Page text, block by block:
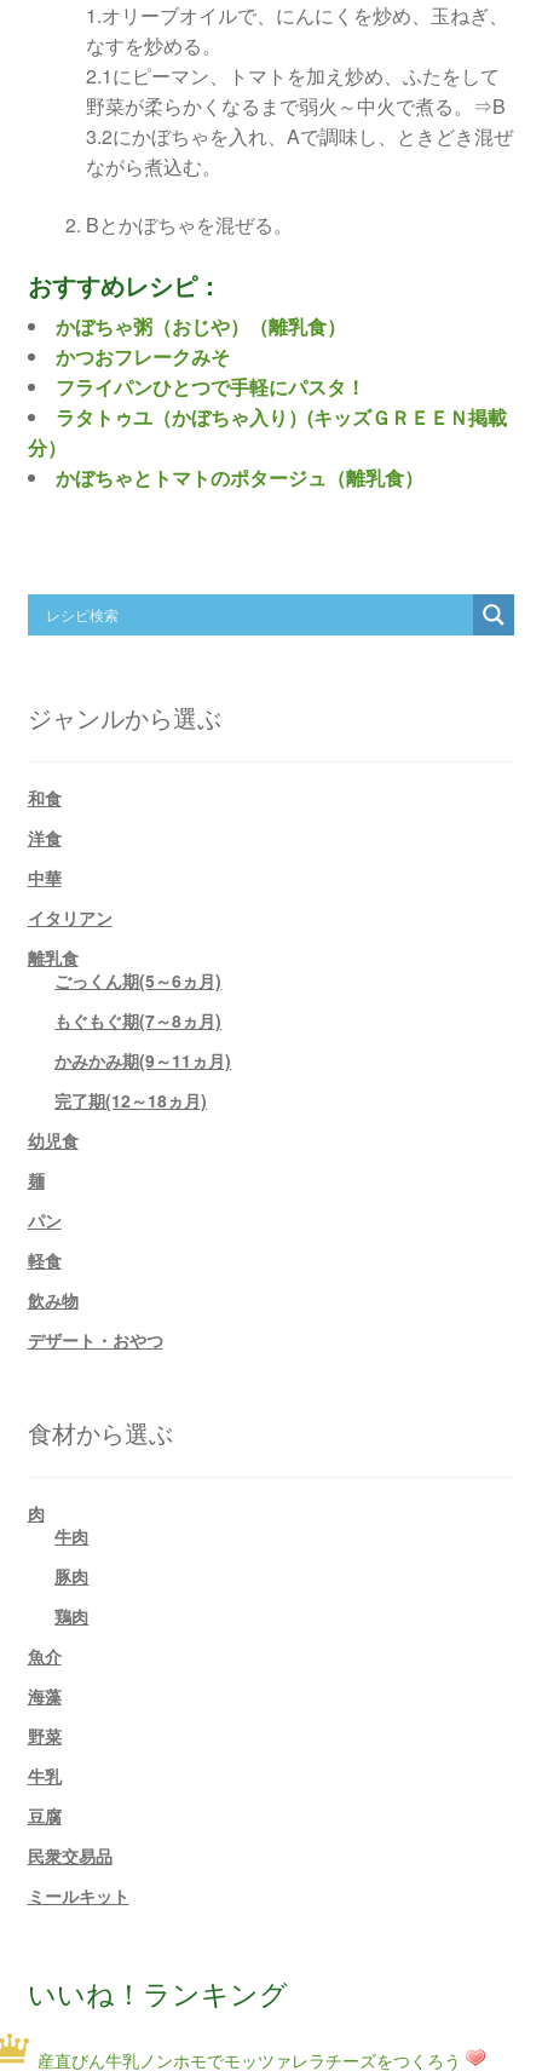
1.オリーブオイルで、にんにくを炒め、玉ねぎ、
なすを炒める。
2.1にピーマン、トマトを加え炒め、ふたをして
野菜が柔らかくなるまで弱火～中火で煮る。⇒B
3.2にかぼちゃを入れ、Aで調味し、ときどき混ぜ
ながら煮込む。
Bとかぼちゃを混ぜる。
おすすめレシピ：
かぼちゃ粥（おじや）（離乳食）
かつおフレークみそ
フライパンひとつで手軽にパスタ！
ラタトゥユ（かぼちゃ入り）(キッズＧＲＥＥＮ掲載
分）
かぼちゃとトマトのポタージュ（離乳食）
ジャンルから選ぶ
和食
洋食
中華
イタリアン
離乳食
ごっくん期(5～6ヵ月)
もぐもぐ期(7～8ヵ月)
かみかみ期(9～11ヵ月)
完了期(12～18ヵ月)
幼児食
麺
パン
軽食
飲み物
デザート・おやつ
食材から選ぶ
肉
牛肉
豚肉
鶏肉
魚介
海藻
野菜
牛乳
豆腐
民衆交易品
ミールキット
いいね！ランキング
産直びん牛乳ノンホモでモッツァレラチーズをつくろう